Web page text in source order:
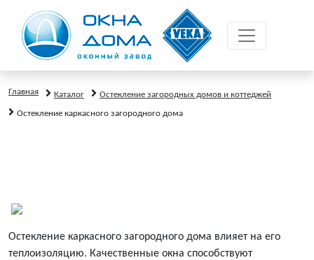
Главная Каталог Остекление загородных домов и коттеджей
Остекление каркасного загородного дома
Остекление каркасного загородного дома влияет на его
теплоизоляцию. Качественные окна способствуют